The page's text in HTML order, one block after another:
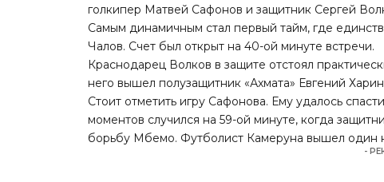
голкипер Матвей Сафонов и защитник Сергей
Самым динамичным стал первый тайм, где
Чалов. Счет был открыт на 40-ой минуте встречи.
Краснодарец Волков в защите отстоял
него вышел полузащитник «Ахмата» Евгений
Стоит отметить игру Сафонова. Ему удалось
моментов случился на 59-ой минуте, когда
борьбу Мбемо. Футболист Камеруна вышел один
-